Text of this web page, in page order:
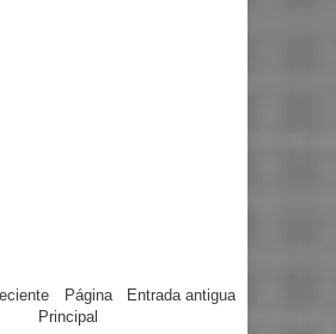
Entrada antigua
Página
Principal